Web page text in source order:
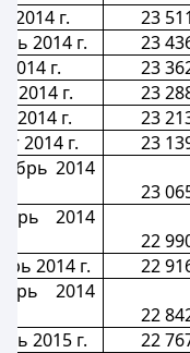
2014 г.
23
2014 г.
23
г.
23
2014 г.
23
2014 г.
23
2014 г.
23
2014
23
2014
22
2014 г.
22
2014
22
2015 г.
22